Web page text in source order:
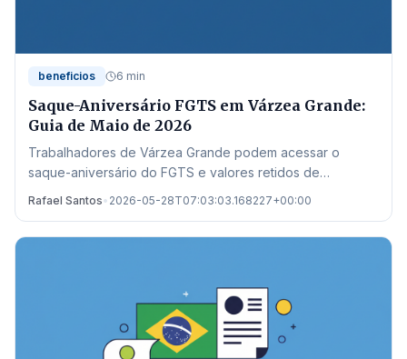
beneficios 6 min
Saque-Aniversário FGTS em Várzea Grande:
Guia de Maio de 2026
Trabalhadores de Várzea Grande podem acessar o
saque-aniversário do FGTS e valores retidos de
Rafael Santos• 2026-05-28T07:03:03.168227+00:00